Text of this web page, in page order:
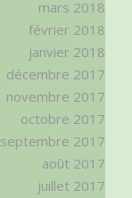
mars 2018
février 2018
janvier 2018
décembre 2017
novembre 2017
octobre 2017
septembre 2017
août 2017
juillet 2017